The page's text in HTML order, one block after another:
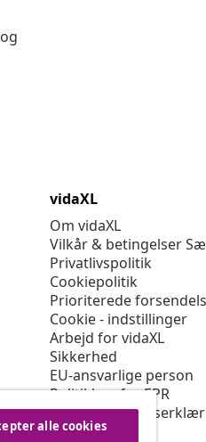
vidaXL
Om vidaXL
Vilkår & betingelser
Privatlivspolitik
Cookiepolitik
Prioriterede
Cookie - indstillinger
Arbejd for vidaXL
Sikkerhed
EU-ansvarlige person
Politikken for EPR
alle cookies